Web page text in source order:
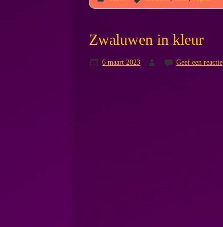
Zwaluwen in kleur
6 maart 2023 Geef een reactie